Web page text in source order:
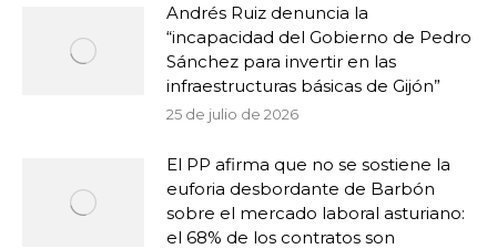
Andrés Ruiz denuncia la
“incapacidad del Gobierno de Pedro
Sánchez para invertir en las
infraestructuras básicas de Gijón”
25 de julio de 2026
El PP afirma que no se sostiene la
euforia desbordante de Barbón
sobre el mercado laboral asturiano:
el 68% de los contratos son